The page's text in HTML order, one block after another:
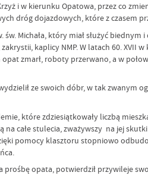
i w kierunku Opatowa, przez co
dróg dojazdowych, które z czasem
Michała, który miał służyć
kaplicy NMP. W latach 60. XVII
zmarł, roboty przerwano, a w
ze swoich dóbr, w tak
które zdziesiątkowały liczbą
całe stulecia, zważywszy na jej
pomocy klasztoru stopniowo
opata, potwierdził przywileje